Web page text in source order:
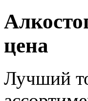
цена
Лучший